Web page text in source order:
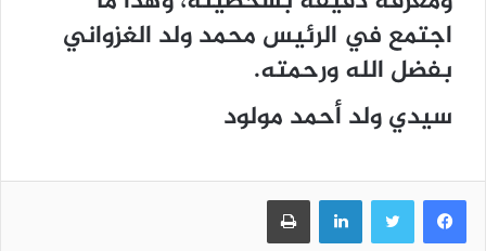
اجتمع في الرئيس محمد ولد الغزواني
بفضل الله ورحمته.
سيدي ولد أحمد مولود
فيسبوك تويتر لينكدإن طباعة